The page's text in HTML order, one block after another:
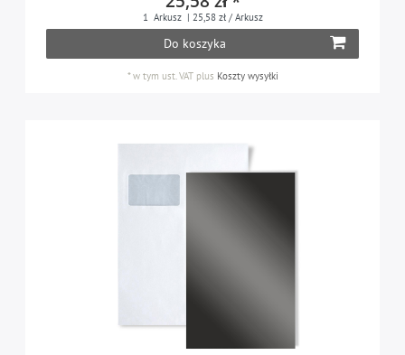
1 Arkusz | 25,58 zł / Arkusz
Do koszyka
*w tym ust. VATplus Koszty wysyłki